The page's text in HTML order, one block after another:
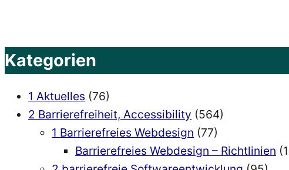
Kategorien
1 Aktuelles (76)
2 Barrierefreiheit, Accessibility (564)
1 Barrierefreies Webdesign (77)
Barrierefreies Webdesign – Richtlinien